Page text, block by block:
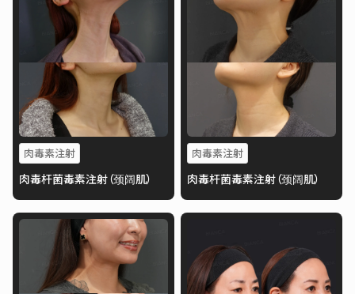
肉毒素注射
肉毒杆菌毒素注射（颈阔肌）
肉毒素注射
肉毒杆菌毒素注射（颈阔肌）